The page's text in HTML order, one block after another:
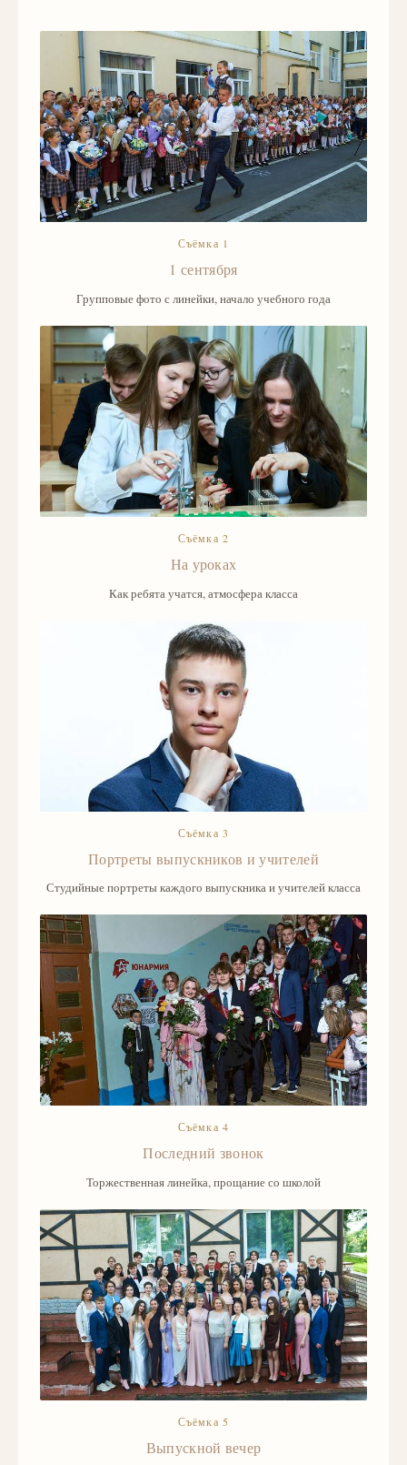
Съёмка 1
1 сентября
Групповые фото с линейки, начало учебного года
Съёмка 2
На уроках
Как ребята учатся, атмосфера класса
Съёмка 3
Портреты выпускников и учителей
Студийные портреты каждого выпускника и учителей класса
Съёмка 4
Последний звонок
Торжественная линейка, прощание со школой
Съёмка 5
Выпускной вечер